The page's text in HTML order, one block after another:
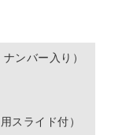
ンバー入り）
スライド付）